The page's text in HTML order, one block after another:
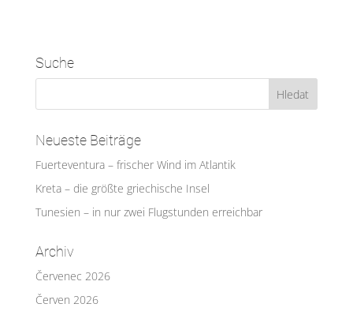
Suche
Neueste Beiträge
Fuerteventura – frischer Wind im Atlantik
Kreta – die größte griechische Insel
Tunesien – in nur zwei Flugstunden erreichbar
Archiv
Červenec 2026
Červen 2026